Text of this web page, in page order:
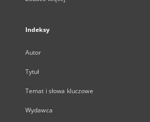
Indeksy
Autor
Tytuł
Temat i słowa kluczowe
Wydawca